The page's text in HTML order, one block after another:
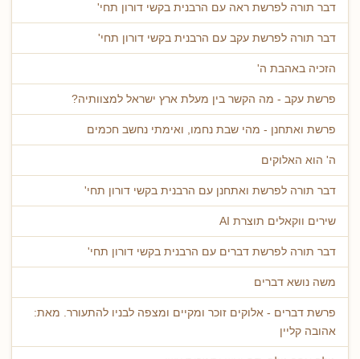
דבר תורה לפרשת ראה עם הרבנית בקשי דורון תחי'
דבר תורה לפרשת עקב עם הרבנית בקשי דורון תחי'
הזכיה באהבת ה'
פרשת עקב - מה הקשר בין מעלת ארץ ישראל למצוותיה?
פרשת ואתחנן - מהי שבת נחמו, ואימתי נחשב חכמים
ה' הוא האלוקים
דבר תורה לפרשת ואתחנן עם הרבנית בקשי דורון תחי'
שירים ווקאלים תוצרת AI
דבר תורה לפרשת דברים עם הרבנית בקשי דורון תחי'
משה נושא דברים
פרשת דברים - אלוקים זוכר ומקיים ומצפה לבניו להתעורר. מאת:
אהובה קליין